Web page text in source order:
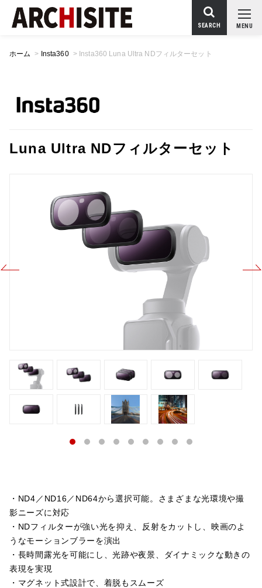
MENU
SEARCH
ホーム > Insta360 > Insta360 Luna Ultra NDフィルターセット
Luna Ultra NDフィルターセット
・ND4／ND16／ND64から選択可能。さまざまな光環境や撮
影ニーズに対応
・NDフィルターが強い光を抑え、反射をカットし、映画のよ
うなモーションブラーを演出
・長時間露光を可能にし、光跡や夜景、ダイナミックな動きの
表現を実現
・マグネット式設計で、着脱もスムーズ